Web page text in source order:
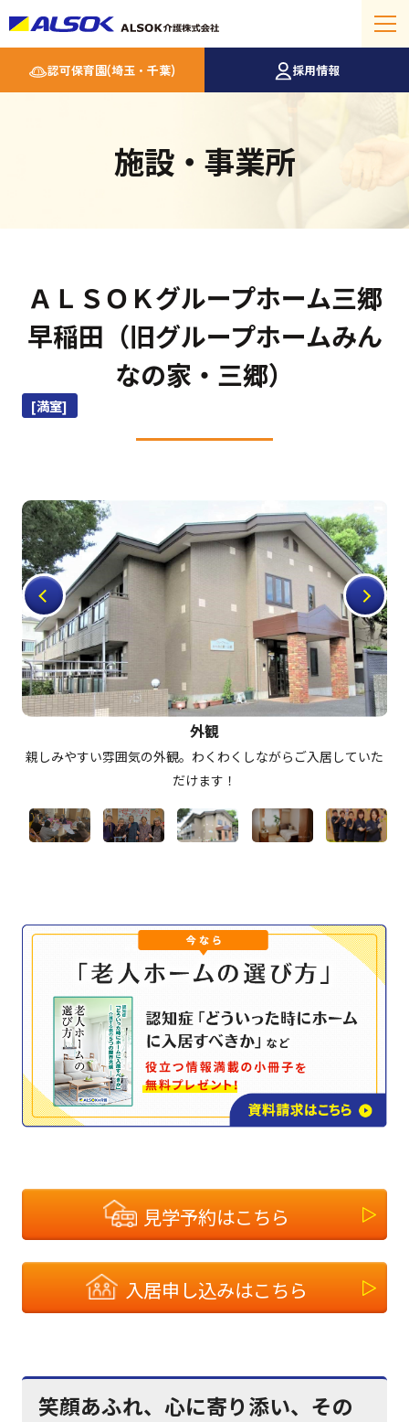
認可保育園(埼玉・千葉) 採用情報
施設・事業所
ＡＬＳＯＫグループホーム三郷
早稲田（旧グループホームみん
なの家・三郷）
[満室]
外観
親しみやすい雰囲気の外観。わくわくしながらご入居していた
だけます！
見学予約はこちら
入居申し込みはこちら
笑顔あふれ、心に寄り添い、その